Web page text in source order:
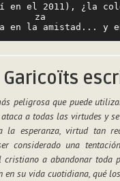
en el 2011), ¿la
za
en la amistad... y
Garicoïts
peligrosa que puede
a todas las virtudes y se
la esperanza, virtud tan
considerado una
a abandonar toda
su vida cuotidiana, qué